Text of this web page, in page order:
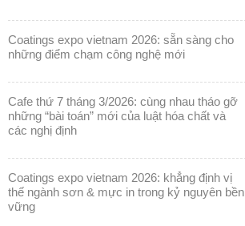
coatings expo vietnam 2026: sẵn sàng cho
những điểm chạm công nghệ mới
cafe thứ 7 tháng 3/2026: cùng nhau tháo gỡ
những “bài toán” mới của luật hóa chất và
các nghị định
coatings expo vietnam 2026: khẳng định vị
thế ngành sơn & mực in trong kỷ nguyên bền
vững